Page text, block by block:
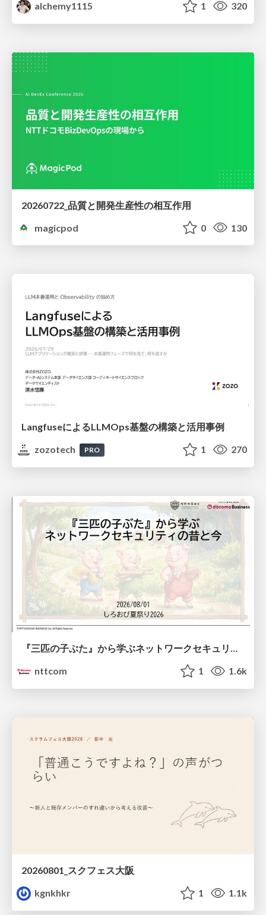
alchemy1115
1 320
20260722_品質と開発生産性の相互作用
magicpod
0 130
LangfuseによるLLMOps基盤の構築と活用事例
zozotech
PRO 1 270
『三匹の子ぶた』から学ぶネットワークセキュリティの昔と今 / Network Security: Then and Now Through the Lens of The Three Little Pigs
nttcom
1 1.6k
20260801_スクフェス大阪
kgnkhkr
1 1.1k